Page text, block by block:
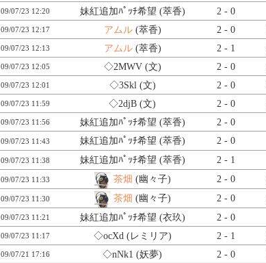
09/07/23 12:20 妹紅追加ﾊﾟｯﾁ希望 (萃香) 2 - 0
09/07/23 12:17 アムル(萃香) 2 - 0
09/07/23 12:13 アムル(萃香) 2 - 1
09/07/23 12:05 ◇2MWV(文) 2 - 0
09/07/23 12:01 ◇3Skl(文) 2 - 0
09/07/23 11:59 ◇2djB (文) 2 - 0
09/07/23 11:56 妹紅追加ﾊﾟｯﾁ希望 (萃香) 2 - 0
09/07/23 11:43 妹紅追加ﾊﾟｯﾁ希望 (萃香) 2 - 0
09/07/23 11:38 妹紅追加ﾊﾟｯﾁ希望 (萃香) 2 - 1
09/07/23 11:33 茶畑 (幽々子) 2 - 0
09/07/23 11:30 茶畑 (幽々子) 2 - 0
09/07/23 11:21 妹紅追加ﾊﾟｯﾁ希望 (衣玖) 2 - 0
09/07/23 11:17 ◇ocXd(レミリア) 2 - 1
09/07/21 17:16 ◇nNk1 (妖夢) 2 - 0